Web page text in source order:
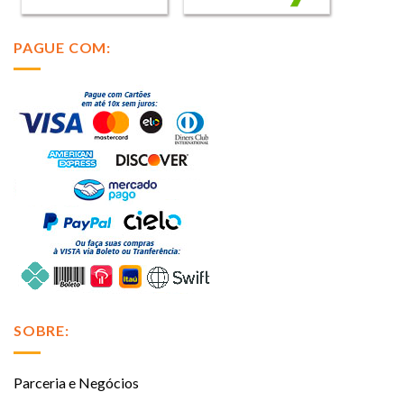
PAGUE COM:
SOBRE:
Parceria e Negócios